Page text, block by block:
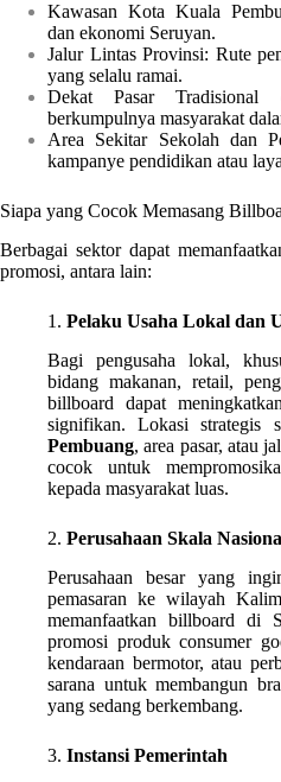
Kawasan Kota Kuala
dan ekonomi Seruyan.
Jalur Lintas Provinsi: Rute
yang selalu ramai.
Dekat Pasar Tradisional
berkumpulnya masyarakat
Area Sekitar Sekolah dan
kampanye pendidikan atau
Siapa yang Cocok Memasang
Berbagai sektor dapat
promosi, antara lain:
1. Pelaku Usaha Lokal dan
Bagi pengusaha lokal,
bidang makanan, retail,
billboard dapat
signifikan. Lokasi strategis
Pembuang, area pasar, atau
cocok untuk
kepada masyarakat luas.
2. Perusahaan Skala
Perusahaan besar yang
pemasaran ke wilayah
memanfaatkan billboard di
promosi produk consumer
kendaraan bermotor, atau
sarana untuk membangun
yang sedang berkembang.
3. Instansi Pemerintah